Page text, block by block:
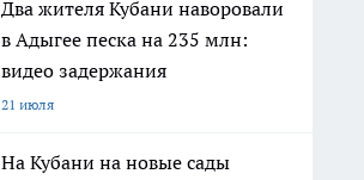
Два жителя Кубани наворовали
в Адыгее песка на 235 млн:
видео задержания
21 июля
На Кубани на новые сады